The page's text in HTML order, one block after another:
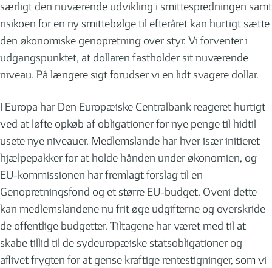
særligt den nuværende udvikling i smittespredningen samt
risikoen for en ny smittebølge til efteråret kan hurtigt sætte
den økonomiske genopretning over styr. Vi forventer i
udgangspunktet, at dollaren fastholder sit nuværende
niveau. På længere sigt forudser vi en lidt svagere dollar.
I Europa har Den Europæiske Centralbank reageret hurtigt
ved at løfte opkøb af obligationer for nye penge til hidtil
usete nye niveauer. Medlemslande har hver især initieret
hjælpepakker for at holde hånden under økonomien, og
EU-kommissionen har fremlagt forslag til en
Genopretningsfond og et større EU-budget. Oveni dette
kan medlemslandene nu frit øge udgifterne og overskride
de offentlige budgetter. Tiltagene har været med til at
skabe tillid til de sydeuropæiske statsobligationer og
aflivet frygten for at gense kraftige rentestigninger, som vi